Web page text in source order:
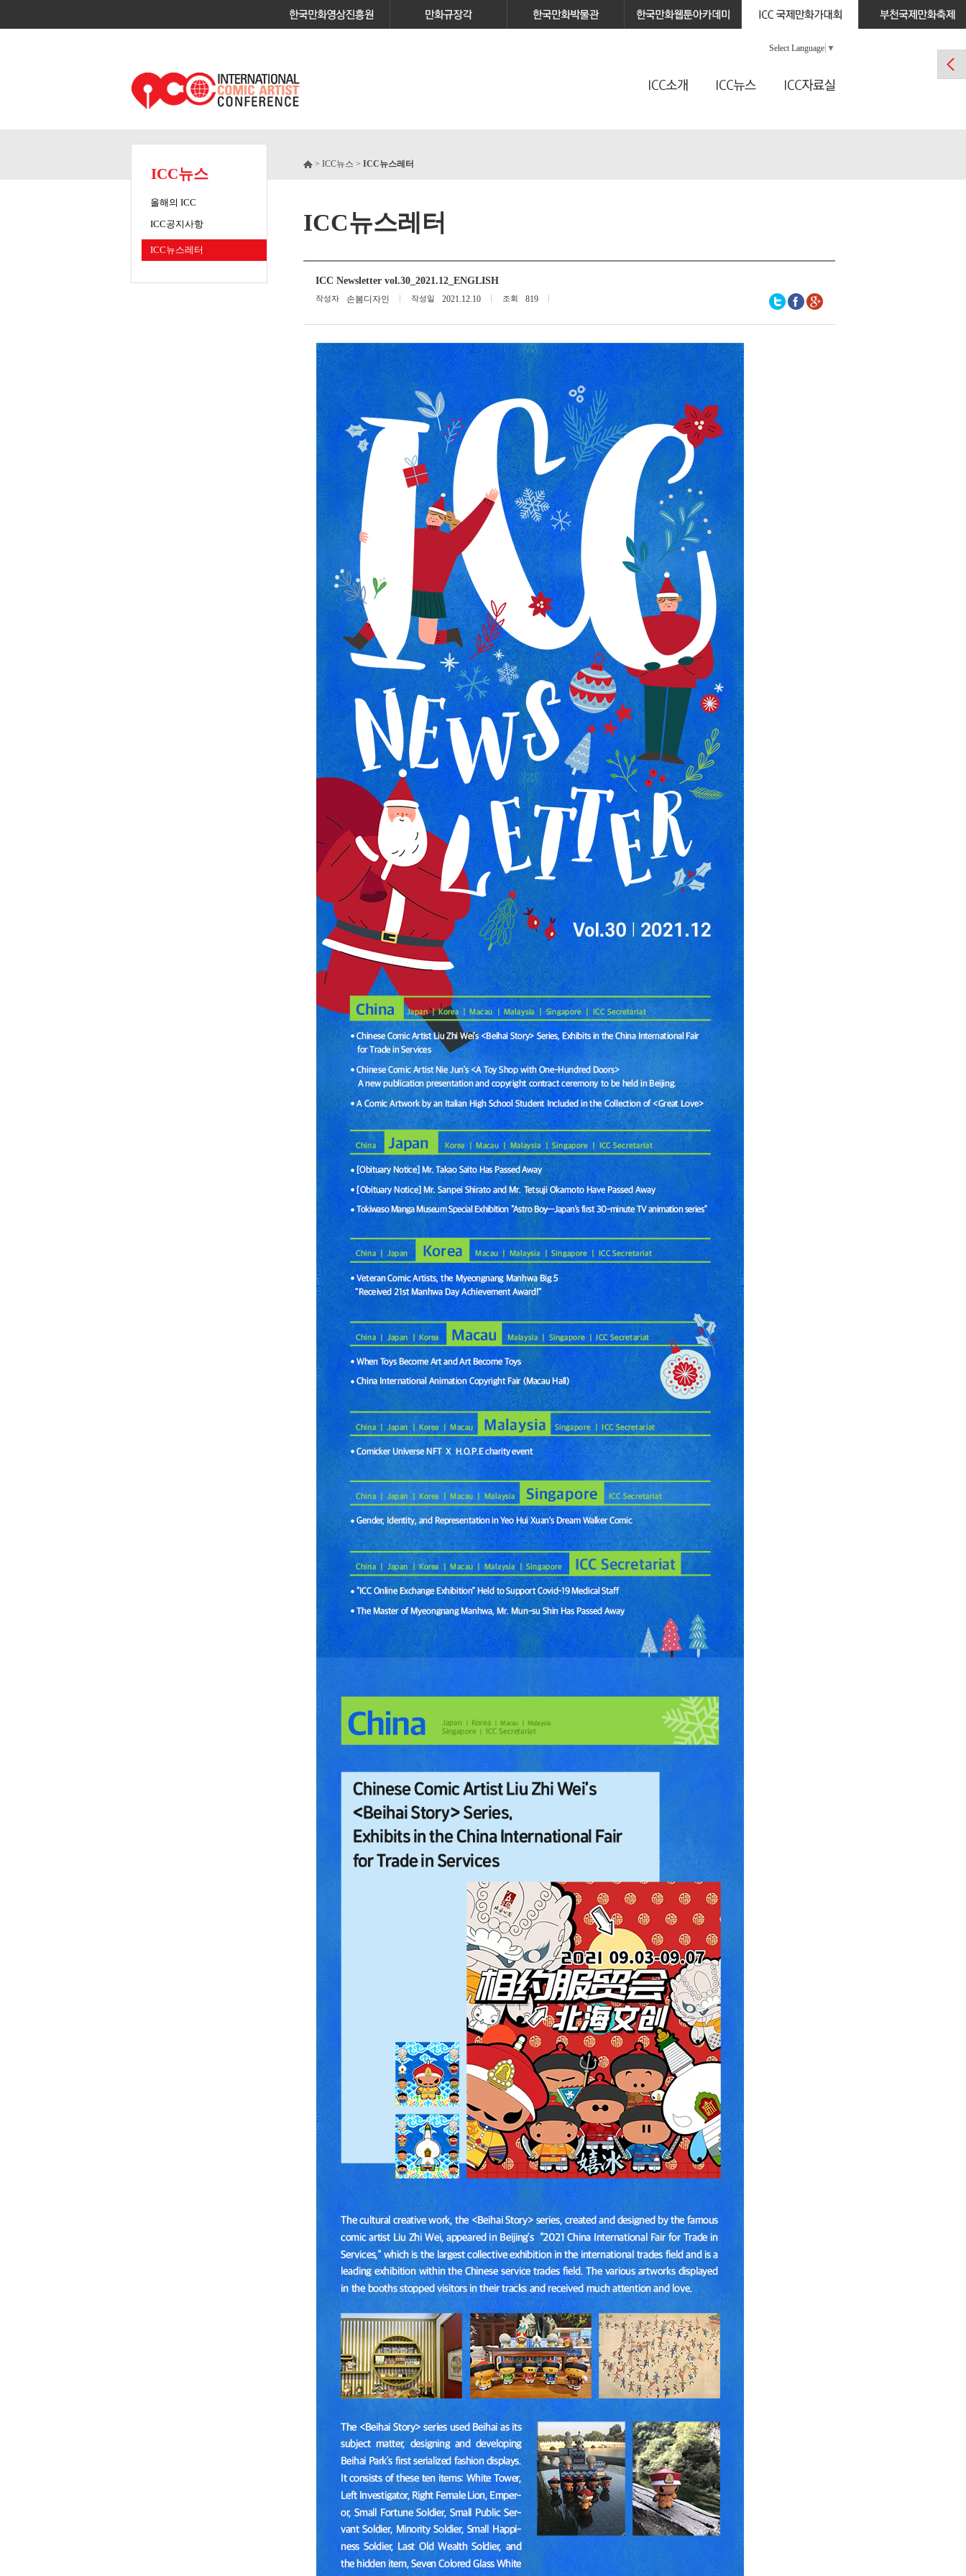
Select Language ▼
ICC뉴스
올해의 ICC
ICC공지사항
ICC뉴스레터
> ICC뉴스 > ICC뉴스레터
ICC뉴스레터
ICC Newsletter vol.30_2021.12_ENGLISH
작성자 손봄디자인 작성일 2021.12.10 조회 819